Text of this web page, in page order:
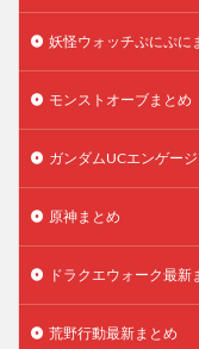
妖怪ウォッチぷにぷに
モンストオーブまとめ
ガンダムUCエンゲー
原神まとめ
ドラクエウォーク最新
荒野行動最新まとめ